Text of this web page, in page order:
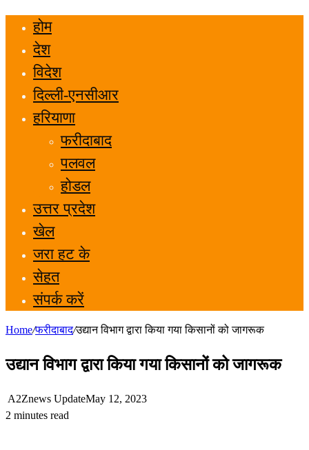
होम
देश
विदेश
दिल्ली-एनसीआर
हरियाणा
फरीदाबाद
पलवल
होडल
उत्तर प्रदेश
खेल
जरा हट के
सेहत
संपर्क करें
Home/फरीदाबाद/उद्यान विभाग द्वारा किया गया किसानों को जागरूक
उद्यान विभाग द्वारा किया गया किसानों को जागरूक
A2Znews UpdateMay 12, 2023
2 minutes read